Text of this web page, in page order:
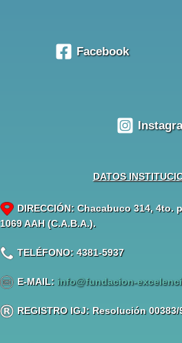
Facebook
DATOS
DIRECCIÓN: Chacabuco 314, 4to.
1069 AAH (C.A.B.A.).
TELÉFONO: 4381-5937
E-MAIL: info@fundacion-
REGISTRO IGJ: Resolución 00383/